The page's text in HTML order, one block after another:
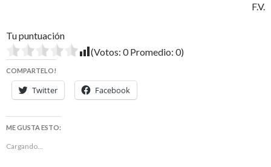
F.V.
Tu puntuación
(Votos: 0Promedio: 0)
COMPARTELO!
Twitter Facebook
ME GUSTA ESTO:
Cargando...